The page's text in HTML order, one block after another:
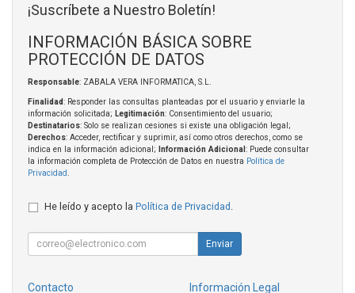
¡Suscríbete a Nuestro Boletín!
INFORMACIÓN BÁSICA SOBRE
PROTECCIÓN DE DATOS
Responsable: ZABALA VERA INFORMATICA, S.L.
Finalidad: Responder las consultas planteadas por el usuario y enviarle la
información solicitada; Legitimación: Consentimiento del usuario;
Destinatarios: Solo se realizan cesiones si existe una obligación legal;
Derechos: Acceder, rectificar y suprimir, así como otros derechos, como se
indica en la información adicional;
Información Adicional : Puede consultar
la información completa de Protección de Datos en nuestra Política de
Privacidad
He leído y acepto la Política de Privacidad
Enviar
Contacto Información Legal